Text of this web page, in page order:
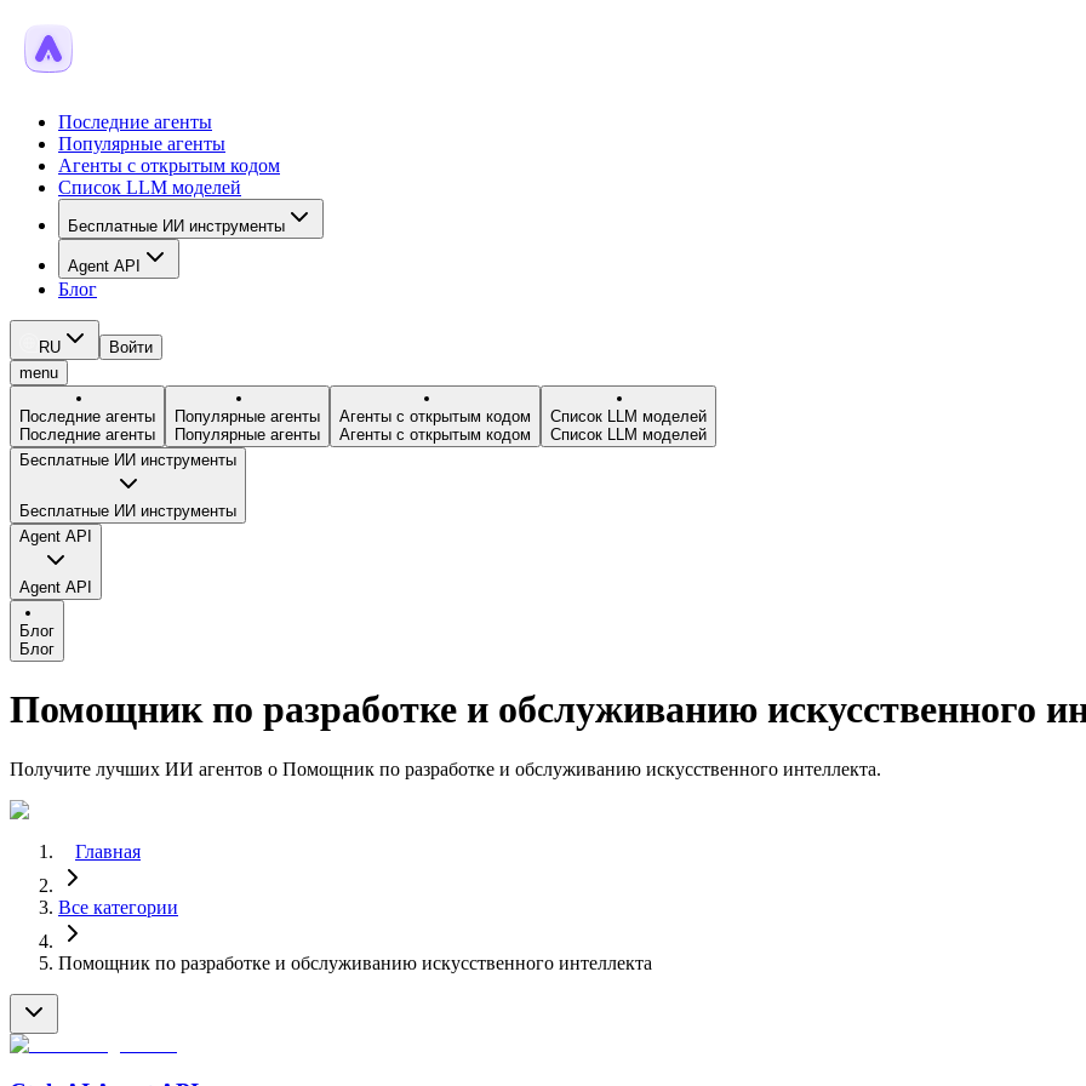
Последние агенты
Популярные агенты
Агенты с открытым кодом
Список LLM моделей
Бесплатные ИИ инструменты
Agent API
Блог
RU
Войти
menu
Последние агенты
Последние агенты
Популярные агенты
Популярные агенты
Агенты с открытым кодом
Агенты с открытым кодом
Список LLM моделей
Список LLM моделей
Бесплатные ИИ инструменты
Бесплатные ИИ инструменты
Agent API
Agent API
Блог
Блог
Помощник по разработке и обслуживанию искусственного
Получите лучших ИИ агентов о Помощник по разработке и обслуживанию искусственного интеллекта.
Главная
Все категории
Помощник по разработке и обслуживанию искусственного интеллекта